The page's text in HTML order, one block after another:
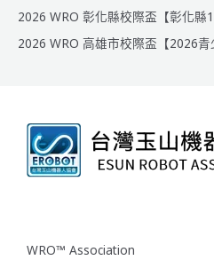
單
2026 WRO 彰化縣校際盃【彰化縣
2026 WRO 高雄市校際盃【2026青
WRO™ Association